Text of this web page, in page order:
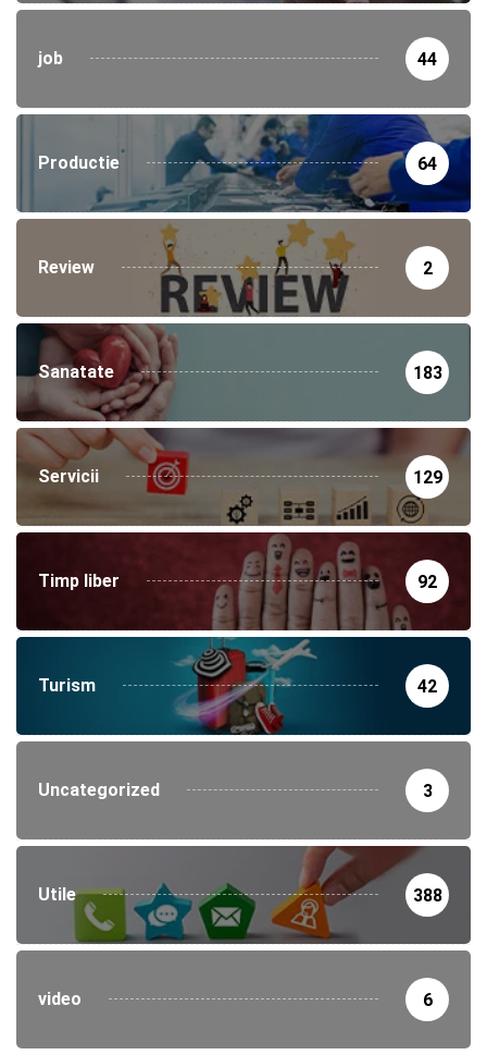
job 44
Productie 64
Review 2
Sanatate 183
Servicii 129
Timp liber 92
Turism 42
Uncategorized 3
Utile 388
video 6